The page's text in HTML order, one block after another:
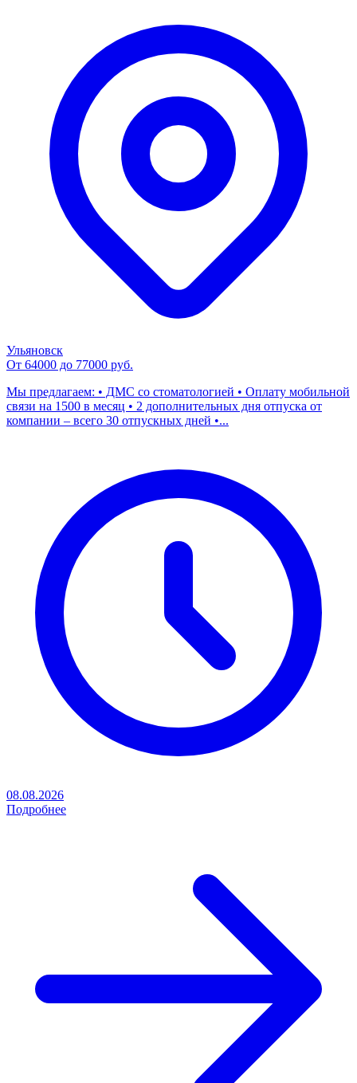
Ульяновск
От 64000 до 77000 руб.
Мы предлагаем: • ДМС со стоматологией • Оплату мобильной
связи на 1500 в месяц • 2 дополнительных дня отпуска от
компании – всего 30 отпускных дней •...
08.08.2026
Подробнее